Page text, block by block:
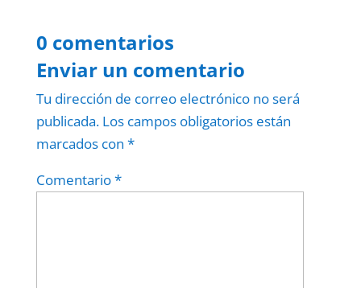
0 comentarios
Enviar un comentario
Tu dirección de correo electrónico no será
publicada. Los campos obligatorios están
marcados con *
Comentario*